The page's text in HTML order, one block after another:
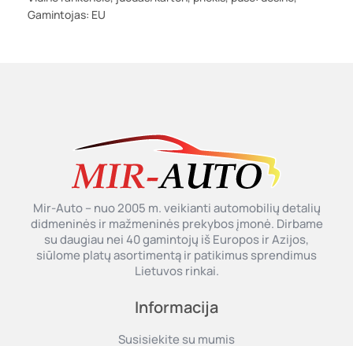
Gamintojas: EU
Mir-Auto – nuo 2005 m. veikianti automobilių detalių
didmeninės ir mažmeninės prekybos įmonė. Dirbame
su daugiau nei 40 gamintojų iš Europos ir Azijos,
siūlome platų asortimentą ir patikimus sprendimus
Lietuvos rinkai.
Informacija
Susisiekite su mumis